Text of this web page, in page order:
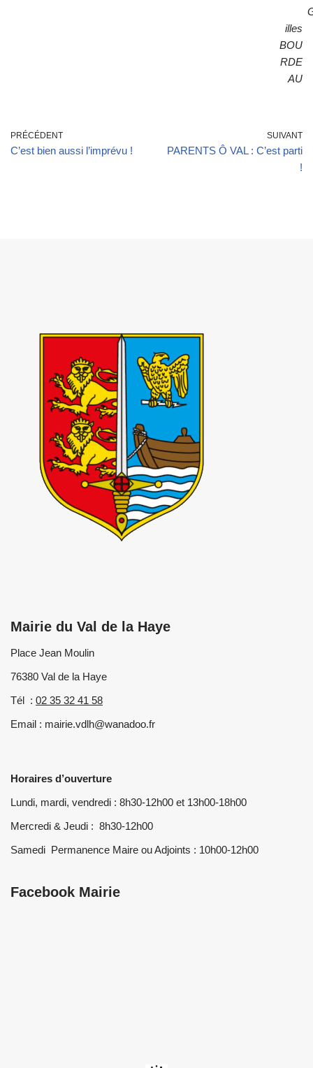
illes
BOU
RDE
AU
PRÉCÉDENT
C’est bien aussi l’imprévu !
SUIVANT
PARENTS Ô VAL : C’est parti
!
Mairie du Val de la Haye
Place Jean Moulin
76380 Val de la Haye
Tél : 02 35 32 41 58
Email : mairie.vdlh@wanadoo.fr
Horaires d’ouverture
Lundi, mardi, vendredi : 8h30-12h00 et 13h00-18h00
Mercredi & Jeudi : 8h30-12h00
Samedi Permanence Maire ou Adjoints : 10h00-12h00
Facebook Mairie